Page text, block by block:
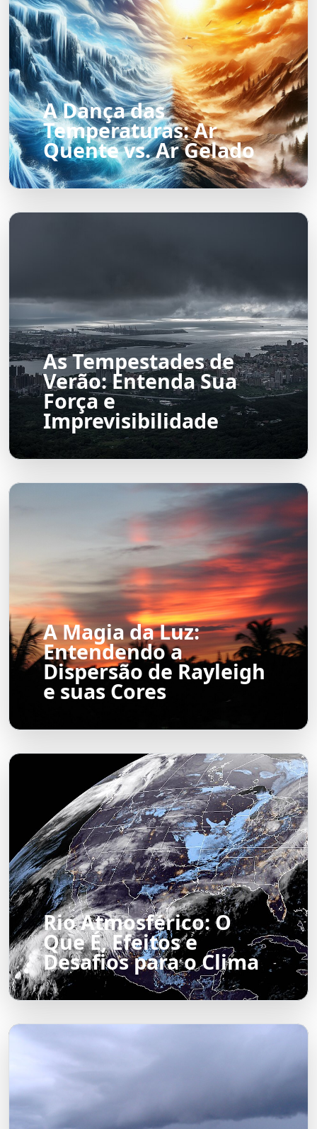
A Dança das
Temperaturas: Ar
Quente vs. Ar Gelado
As Tempestades de
Verão: Entenda Sua
Força e
Imprevisibilidade
A Magia da Luz:
Entendendo a
Dispersão de Rayleigh
e suas Cores
Rio Atmosférico: O
Que É, Efeitos e
Desafios para o Clima